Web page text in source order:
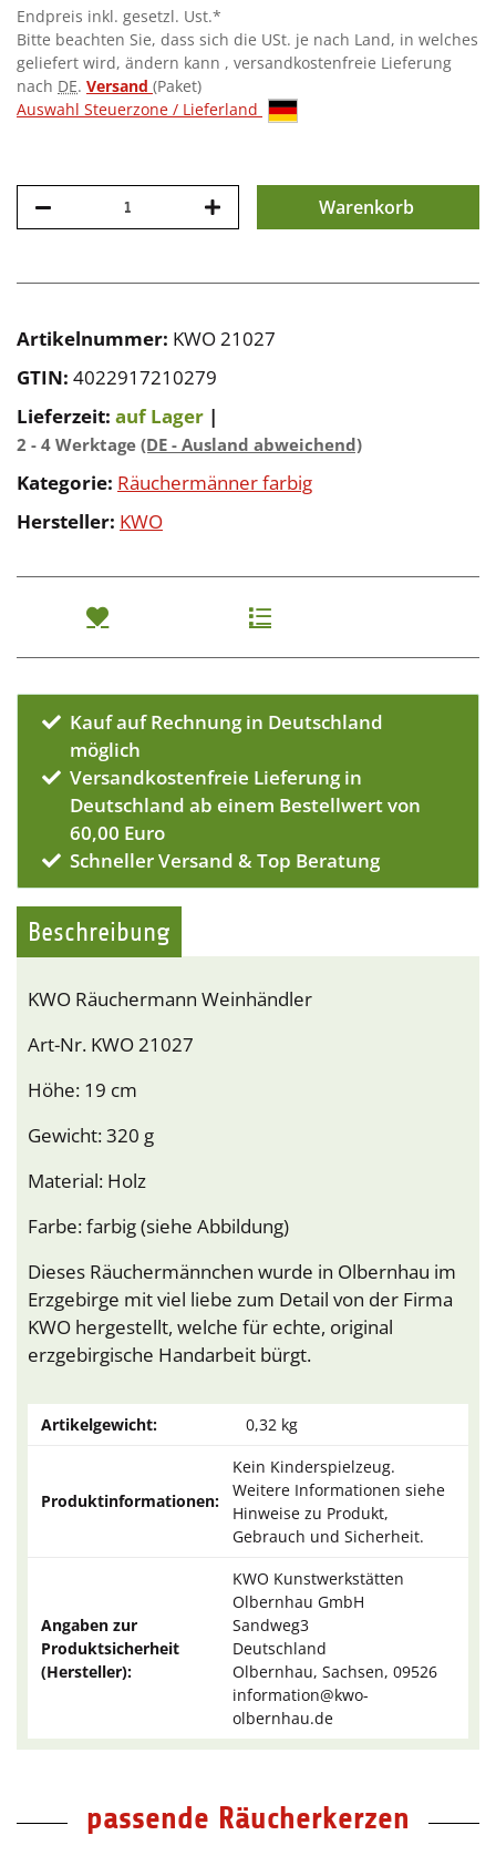
Endpreis inkl. gesetzl. Ust.*
Bitte beachten Sie, dass sich die USt. je nach Land, in welches
geliefert wird, ändern kann , versandkostenfreie Lieferung
nach DE. Versand (Paket)
Auswahl Steuerzone / Lieferland
Warenkorb
Artikelnummer: KWO 21027
GTIN: 4022917210279
Lieferzeit: auf Lager |
2 - 4 Werktage (DE - Ausland abweichend)
Kategorie: Räuchermänner farbig
Hersteller: KWO
Kauf auf Rechnung in Deutschland
möglich
Versandkostenfreie Lieferung in
Deutschland ab einem Bestellwert von
60,00 Euro
Schneller Versand & Top Beratung
Beschreibung
KWO Räuchermann Weinhändler
Art-Nr. KWO 21027
Höhe: 19 cm
Gewicht: 320 g
Material: Holz
Farbe: farbig (siehe Abbildung)
Dieses Räuchermännchen wurde in Olbernhau im
Erzgebirge mit viel liebe zum Detail von der Firma
KWO hergestellt, welche für echte, original
erzgebirgische Handarbeit bürgt.
Artikelgewicht: 0,32 kg
Produktinformationen:
Kein Kinderspielzeug.
Weitere Informationen siehe
Hinweise zu Produkt,
Gebrauch und Sicherheit.
Angaben zur
Produktsicherheit
(Hersteller):
KWO Kunstwerkstätten
Olbernhau GmbH
Sandweg3
Deutschland
Olbernhau, Sachsen, 09526
information@kwo-
olbernhau.de
passende Räucherkerzen